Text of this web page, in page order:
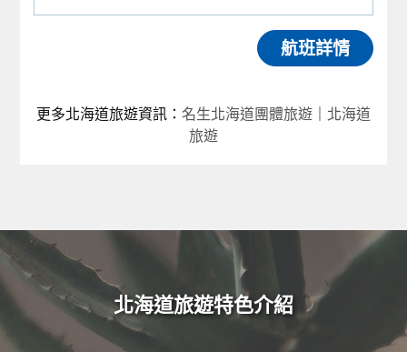
航班詳情
更多北海道旅遊資訊 ： 名生北海道團體旅遊
北海道
旅遊
北海道旅遊特色介紹